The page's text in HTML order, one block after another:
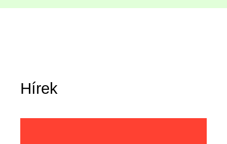
Hírek